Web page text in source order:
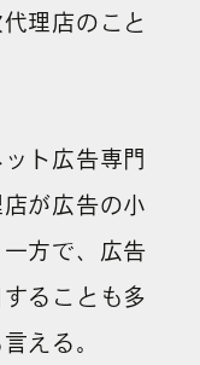
理店のこと
ト広告専門
が広告の小
方で、広告
ることも多
える。